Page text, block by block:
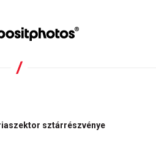
sztárrészvénye